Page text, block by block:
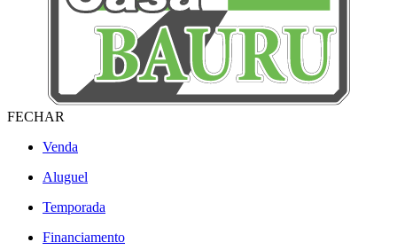
FECHAR
Venda
Aluguel
Temporada
Financiamento